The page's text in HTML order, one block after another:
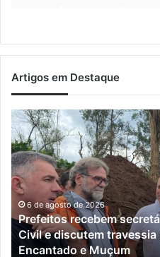
Artigos em Destaque
Prefeitos
recebem
secretário
nacional
da
Defesa
Civil
e
discutem
travessia
6 de agosto de 2026
Prefeitos recebem
Civil e discutem
Encantado e Muçum